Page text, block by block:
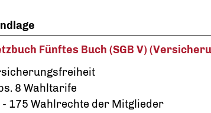
Fünftes Buch (SGB V)
8 Wahltarife
- 175 Wahlrechte der Mitglieder